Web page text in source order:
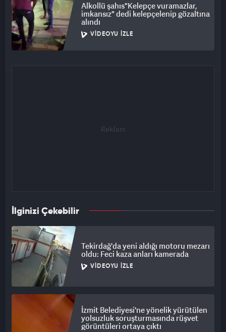
Alkollü şahıs"Kelepçe vuramazlar,
imkansız" dedi kelepçelenip gözaltına
alındı
VIDEOYU İZLE
İlginizi Çekebilir
Tekirdağ'da yeni aldığı motoru mezarı
oldu: Feci kaza anları kamerada
VIDEOYU İZLE
İzmit Belediyesi'ne yönelik yürütülen
yolsuzluk soruşturmasında rüşvet
görüntüleri ortaya çıktı